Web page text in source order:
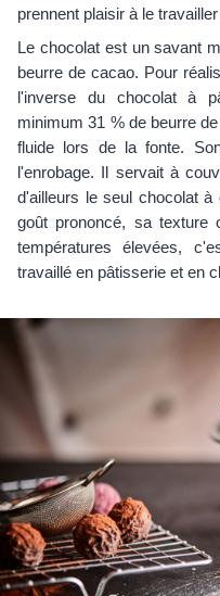
prennent plaisir à le
Le chocolat est un savant
beurre de cacao. Pour
l'inverse du chocolat à
minimum 31 % de beurre
fluide lors de la fonte.
l'enrobage. Il servait à
d'ailleurs le seul chocolat
goût prononcé, sa texture
températures élevées,
travaillé en pâtisserie et en